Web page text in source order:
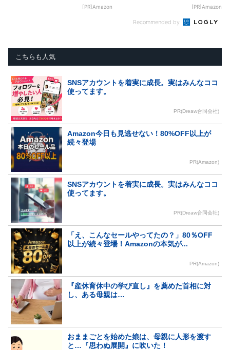
[PR]Amazon [PR]Amazon
Recommended by
こちらも人気
SNSアカウントを着実に成長。実はみんなココ
使ってます。
PR(Dreaw合同会社)
Amazon今日も見逃せない！80%OFF以上が
続々登場
PR(Amazon)
SNSアカウントを着実に成長。実はみんなココ
使ってます。
PR(Dreaw合同会社)
「え、こんなセールやってたの？」80％OFF
以上が続々登場！Amazonの本気が...
PR(Amazon)
『産休育休中の学び直し』を薦めた首相に対
し、ある母親は…
おままごとを始めた娘は、母親に人形を渡す
と…『思わぬ展開』に吹いた！